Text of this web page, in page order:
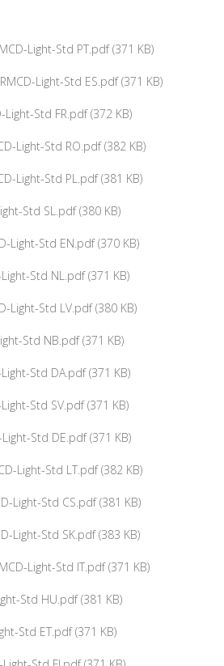
Light-Std PT.pdf (371 KB)
Light-Std ES.pdf (371 KB)
Std FR.pdf (372 KB)
Light-Std RO.pdf (382 KB)
Light-Std PL.pdf (381 KB)
Std SL.pdf (380 KB)
Light-Std EN.pdf (370 KB)
Std NL.pdf (371 KB)
Light-Std LV.pdf (380 KB)
Std NB.pdf (371 KB)
Std DA.pdf (371 KB)
Std SV.pdf (371 KB)
Std DE.pdf (371 KB)
Light-Std LT.pdf (382 KB)
Light-Std CS.pdf (381 KB)
Light-Std SK.pdf (383 KB)
Light-Std IT.pdf (371 KB)
Std HU.pdf (381 KB)
Std ET.pdf (371 KB)